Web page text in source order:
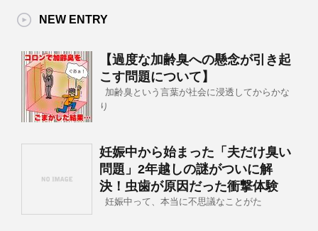
NEW ENTRY
【過度な加齢臭への懸念が引き起
こす問題について】
加齢臭という言葉が社会に浸透してからかな
り
妊娠中から始まった「夫だけ臭い
問題」2年越しの謎がついに解
決！虫歯が原因だった衝撃体験
妊娠中って、本当に不思議なことがた